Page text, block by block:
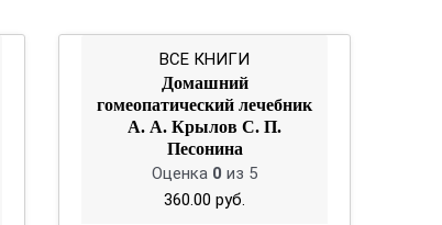
ВСЕ КНИГИ
Домашний
гомеопатический лечебник
А. А. Крылов С. П.
Песонина
Оценка 0 из 5
360.00 руб.